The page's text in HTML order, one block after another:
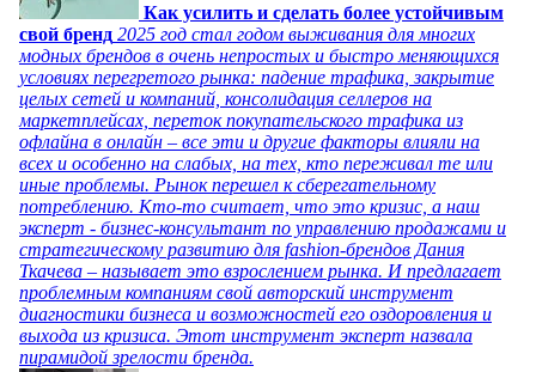
Как усилить и сделать более устойчивым
свой бренд 2025 год стал годом выживания для многих
модных брендов в очень непростых и быстро меняющихся
условиях перегретого рынка: падение трафика, закрытие
целых сетей и компаний, консолидация селлеров на
маркетплейсах, переток покупательского трафика из
офлайна в онлайн – все эти и другие факторы влияли на
всех и особенно на слабых, на тех, кто переживал те или
иные проблемы. Рынок перешел к сберегательному
потреблению. Кто-то считает, что это кризис, а наш
эксперт - бизнес-консультант по управлению продажами и
стратегическому развитию для fashion-брендов Дания
Ткачева – называет это взрослением рынка. И предлагает
проблемным компаниям свой авторский инструмент
диагностики бизнеса и возможностей его оздоровления и
выхода из кризиса. Этот инструмент эксперт назвала
пирамидой зрелости бренда.